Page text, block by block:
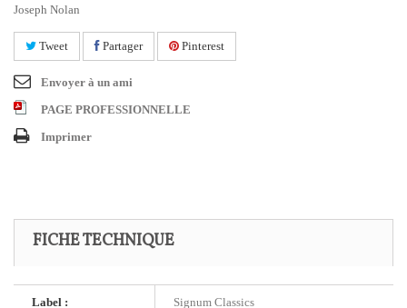
Joseph Nolan
Tweet Partager Pinterest
Envoyer à un ami
PAGE PROFESSIONNELLE
Imprimer
FICHE TECHNIQUE
Label : Signum Classics